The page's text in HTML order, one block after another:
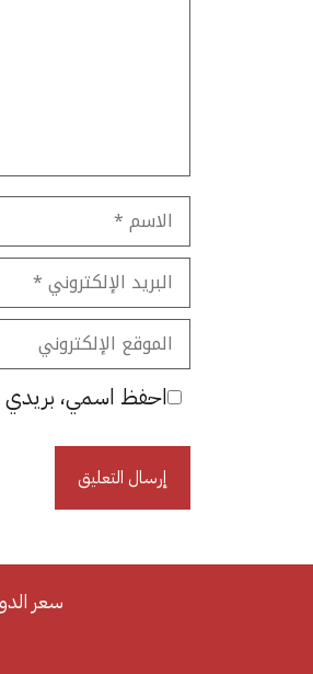
الاسم
البريد
الإلكتروني
الموقع
الإلكتروني
احفظ اسمي، بريدي
سعر